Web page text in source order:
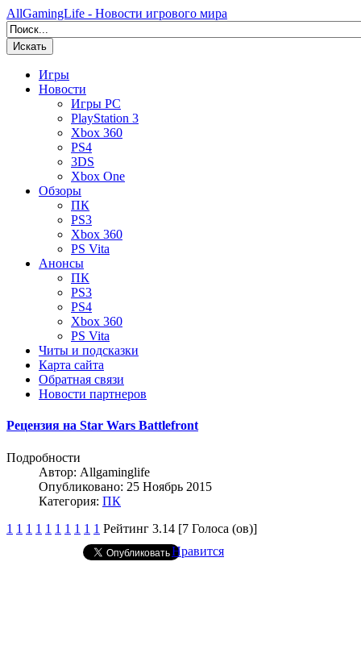
AllGamingLife - Новости игрового мира
Искать
Игры
Новости
Игры PC
PlayStation 3
Xbox 360
PS4
3DS
Xbox One
Обзоры
ПК
PS3
Xbox 360
PS Vita
Анонсы
ПК
PS3
PS4
Xbox 360
PS Vita
Читы и подсказки
Карта сайта
Обратная связи
Новости партнеров
Рецензия на Star Wars Battlefront
Подробности
Автор: Allgaminglife
Опубликовано: 25 Ноябрь 2015
Категория: ПК
1 1 1 1 1 1 1 1 1 1 Рейтинг 3.14 [7 Голоса (ов)]
Нравится